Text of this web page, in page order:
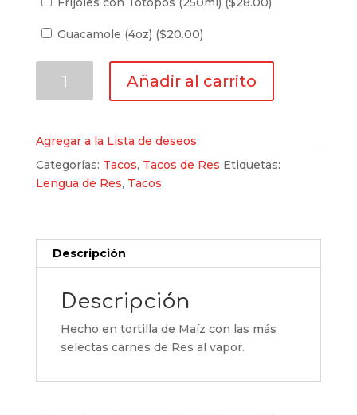
Guacamole (4oz) ($20.00)
Añadir al carrito
Agregar a la Lista de deseos
Categorías: Tacos, Tacos de Res Etiquetas:
Lengua de Res, Tacos
Descripción
Descripción
Hecho en tortilla de Maíz con las más
selectas carnes de Res al vapor.